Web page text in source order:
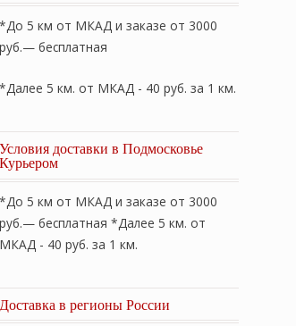
(всесезонное) анти-
*До 5 км от МКАД и заказе от 3000
руб.— бесплатная
*Далее 5 км. от МКАД - 40 руб. за 1 км.
Условия доставки в Подмосковье
Курьером
*До 5 км от МКАД и заказе от 3000
руб.— бесплатная *Далее 5 км. от
МКАД - 40 руб. за 1 км.
Доставка в регионы России